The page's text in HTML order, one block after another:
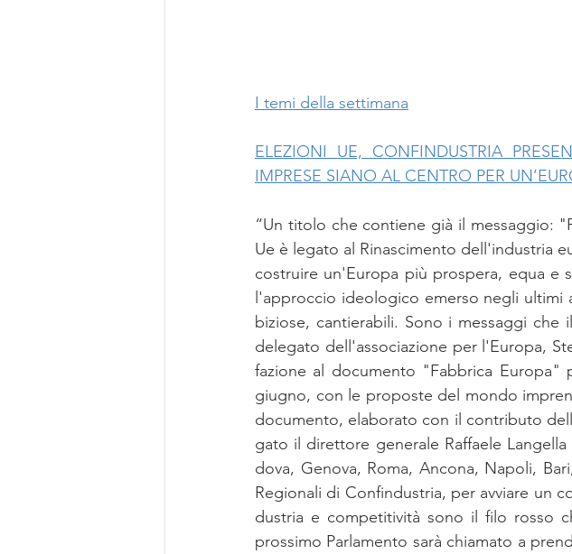
I temi della settimana
ELEZIONI UE, CONFINDUSTRIA
IMPRESE SIANO AL CENTRO PER
“Un ti­to­lo che con­tie­ne già il mes­sag­gio:
Ue è le­ga­to al Ri­na­sci­men­to del­l'in­du­stria
co­strui­re un'Eu­ro­pa più pro­spe­ra, equa e
l'ap­proc­cio ideo­lo­gi­co emer­so ne­gli
bi­zio­se, can­tie­ra­bi­li. Sono i mes­sag­gi
de­le­ga­to del­l'as­so­cia­zio­ne per l'Eu­ro­pa,
fa­zio­ne al do­cu­men­to "Fab­bri­ca Eu­ro­pa"
giu­gno, con le pro­po­ste del mon­do
do­cu­men­to, elaborato con il contributo
ga­to il di­ret­to­re ge­ne­ra­le Raf­fae­le
do­va, Ge­no­va, Roma, An­co­na, Na­po­li,
Re­gio­na­li di Con­fin­du­stria, per avviare un
du­stria e com­pe­ti­ti­vi­tà sono il filo ros­so
pros­si­mo Par­la­men­to sarà chia­ma­to a